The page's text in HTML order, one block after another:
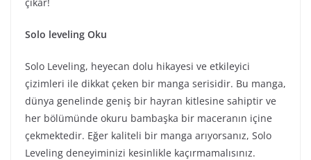
Solo leveling Oku
Solo Leveling, heyecan dolu hikayesi ve etkileyici
çizimleri ile dikkat çeken bir manga serisidir. Bu manga,
dünya genelinde geniş bir hayran kitlesine sahiptir ve
her bölümünde okuru bambaşka bir maceranın içine
çekmektedir. Eğer kaliteli bir manga arıyorsanız, Solo
Leveling deneyiminizi kesinlikle kaçırmamalısınız.